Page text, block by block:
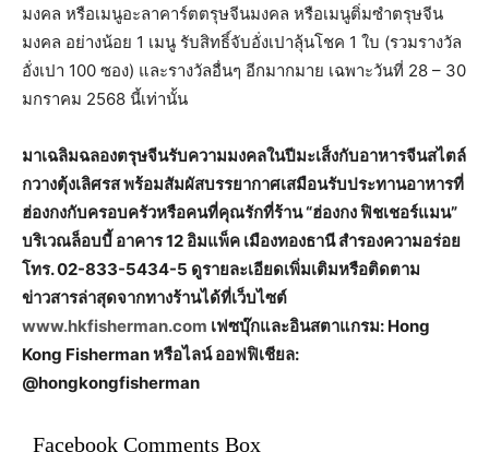
มงคล หรือเมนูอะลาคาร์ตตรุษจีนมงคล หรือเมนูติ่มซำตรุษจีน
มงคล อย่างน้อย 1 เมนู รับสิทธิ์จับอั่งเปาลุ้นโชค 1 ใบ (รวมรางวัล
อั่งเปา 100 ซอง) และรางวัลอื่นๆ อีกมากมาย เฉพาะวันที่ 28 – 30
มกราคม 2568 นี้เท่านั้น
มาเฉลิมฉลองตรุษจีนรับความมงคลในปีมะเส็งกับอาหารจีนสไตล์
กวางตุ้งเลิศรส พร้อมสัมผัสบรรยากาศเสมือนรับประทานอาหารที่
ฮ่องกงกับครอบครัวหรือคนที่คุณรักที่ร้าน “ฮ่องกง ฟิชเชอร์แมน”
บริเวณล็อบบี้ อาคาร 12 อิมแพ็ค เมืองทองธานี สำรองความอร่อย
โทร. 02-833-5434-5 ดูรายละเอียดเพิ่มเติมหรือติดตาม
ข่าวสารล่าสุดจากทางร้านได้ที่เว็บไซต์
www.hkfisherman.com เฟซบุ๊กและอินสตาแกรม: Hong
Kong Fisherman หรือไลน์ ออฟฟิเชียล:
@hongkongfisherman
Facebook Comments Box